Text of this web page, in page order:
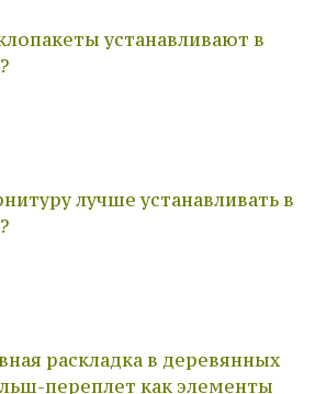
устанавливают в
лучше устанавливать в
раскладка в деревянных
переплет как элементы